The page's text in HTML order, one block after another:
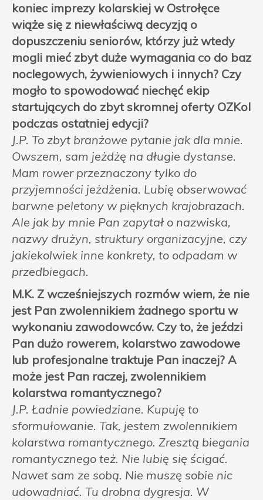
koniec imprezy kolarskiej w Ostrołęce
wiąże się z niewłaściwą decyzją o
dopuszczeniu seniorów, którzy już wtedy
mogli mieć zbyt duże wymagania co do baz
noclegowych, żywieniowych i innych? Czy
mogło to spowodować niechęć ekip
startujących do zbyt skromnej oferty OZKol
podczas ostatniej edycji?
J.P. To zbyt branżowe pytanie jak dla mnie.
Owszem, sam jeżdżę na długie dystanse.
Mam rower przeznaczony tylko do
przyjemności jeżdżenia. Lubię obserwować
barwne peletony w pięknych krajobrazach.
Ale jak by mnie Pan zapytał o nazwiska,
nazwy drużyn, struktury organizacyjne, czy
jakiekolwiek inne konkrety, to odpadam w
przedbiegach.
M.K. Z wcześniejszych rozmów wiem, że nie
jest Pan zwolennikiem żadnego sportu w
wykonaniu zawodowców. Czy to, że jeździ
Pan dużo rowerem, kolarstwo zawodowe
lub profesjonalne traktuje Pan inaczej? A
może jest Pan raczej, zwolennikiem
kolarstwa romantycznego?
J.P. Ładnie powiedziane. Kupuję to
sformułowanie. Tak, jestem zwolennikiem
kolarstwa romantycznego. Zresztą biegania
romantycznego też. Nie lubię się ścigać.
Nawet sam ze sobą. Nie muszę sobie nic
udowadniać. Tu drobna dygresja. W